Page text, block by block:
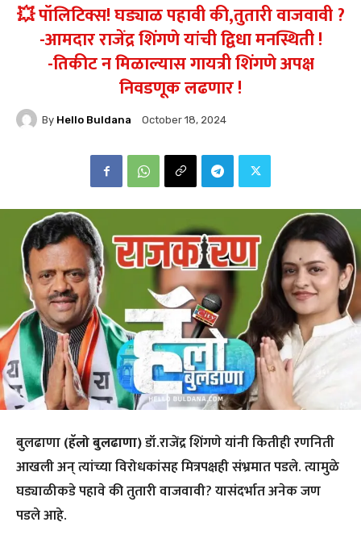
💥 पॉलिटिक्स! घड्याळ पहावी की,तुतारी वाजवावी ?
-आमदार राजेंद्र शिंगणे यांची द्विधा मनस्थिती !
-तिकीट न मिळाल्यास गायत्री शिंगणे अपक्ष
निवडणूक लढणार !
By Hello Buldana October 18, 2024
बुलढाणा(हॅलो बुलढाणा)डॉ.राजेंद्र शिंगणे यांनी कितीही रणनिती
आखली अन् त्यांच्या विरोधकांसह मित्रपक्षही संभ्रमात पडले. त्यामुळे
घड्याळीकडे पहावे की तुतारी वाजवावी? यासंदर्भात अनेक जण
पडले आहे.